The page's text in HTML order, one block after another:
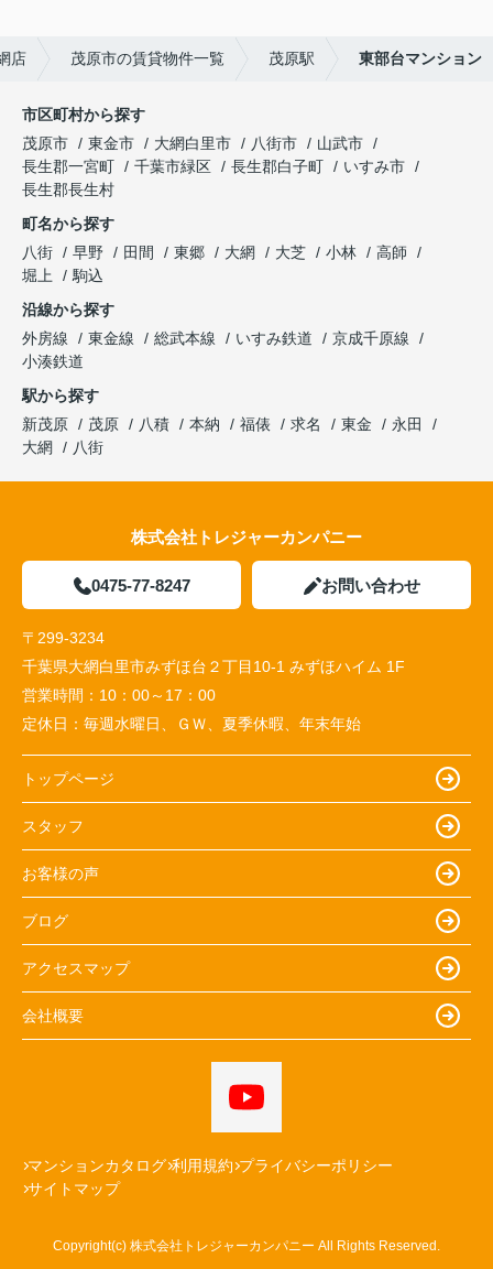
店 茂原市の賃貸物件一覧 茂原駅 東部台マンション
市区町村から探す
茂原市
東金市 大網白里市 八街市
山武市
長生郡一宮町
千葉市緑区 長生郡白子町
いすみ市
長生郡長生村
町名から探す
八街
早野 田間 東郷 大網 大芝 小林
高師
堀上
駒込
沿線から探す
外房線
東金線 総武本線 いすみ鉄道
京成千原線
小湊鉄道
駅から探す
新茂原
茂原 八積 本納 福俵 求名 東金
永田
大網
八街
株式会社トレジャーカンパニー
0475-77-8247 お問い合わせ
〒299-3234
千葉県大網白里市みずほ台２丁目10-1 みずほハイム 1F
営業時間： 10：00～17：00
定休日： 毎週水曜日、ＧＷ、夏季休暇、年末年始
トップページ
スタッフ
お客様の声
ブログ
アクセスマップ
会社概要
マンションカタログ 利用規約 プライバシーポリシー
サイトマップ
Copyright(c) 株式会社トレジャーカンパニー All Rights Reserved.